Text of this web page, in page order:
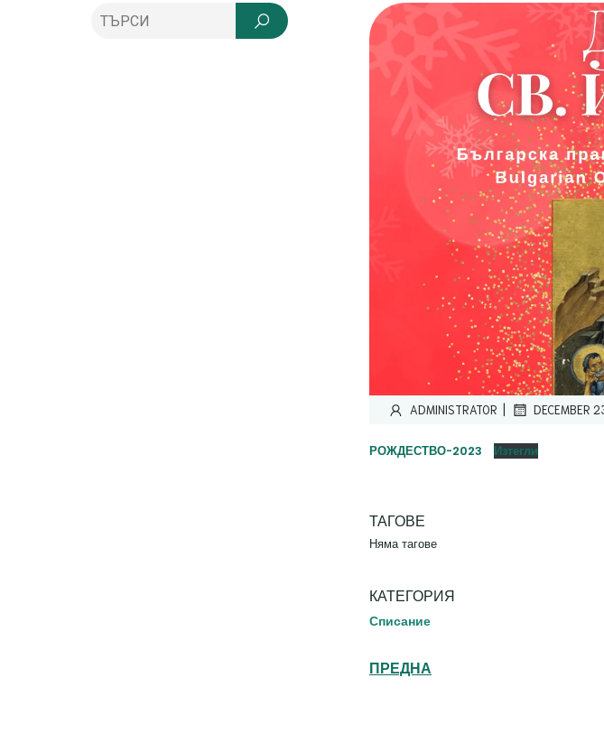
ADMINISTRATOR | DECEMBER
РОЖДЕСТВО-2023 Изтегли
ТАГОВЕ
Няма тагове
КАТЕГОРИЯ
Списание
ПРЕДНА